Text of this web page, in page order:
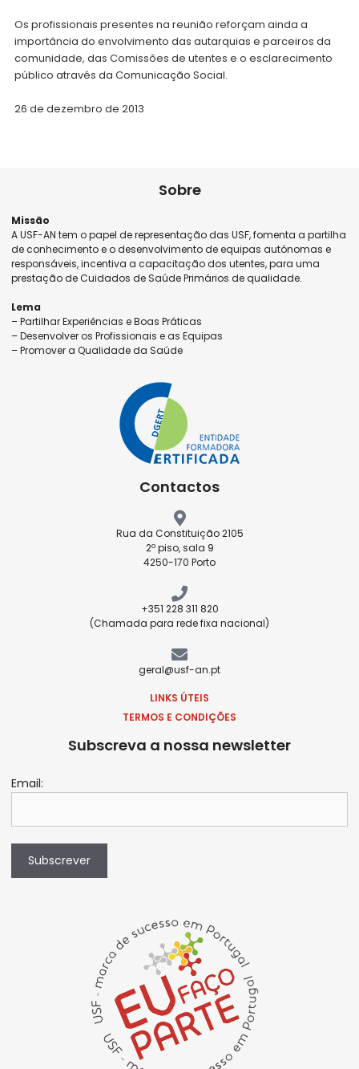
Os profissionais presentes na reunião reforçam ainda a
importância do envolvimento das autarquias e parceiros da
comunidade, das Comissões de utentes e o esclarecimento
público através da Comunicação Social.
26 de dezembro de 2013
Sobre
Missão
A USF-AN tem o papel de representação das USF, fomenta a partilha
de conhecimento e o desenvolvimento de equipas autónomas e
responsáveis, incentiva a capacitação dos utentes, para uma
prestação de Cuidados de Saúde Primários de qualidade.
Lema
– Partilhar Experiências e Boas Práticas
– Desenvolver os Profissionais e as Equipas
– Promover a Qualidade da Saúde
Contactos
Rua da Constituição 2105
2º piso, sala 9
4250-170 Porto
+351 228 311 820
(Chamada para rede fixa nacional)
geral@usf-an.pt
LINKS ÚTEIS
TERMOS E CONDIÇÕES
Subscreva a nossa newsletter
Email:
Subscrever